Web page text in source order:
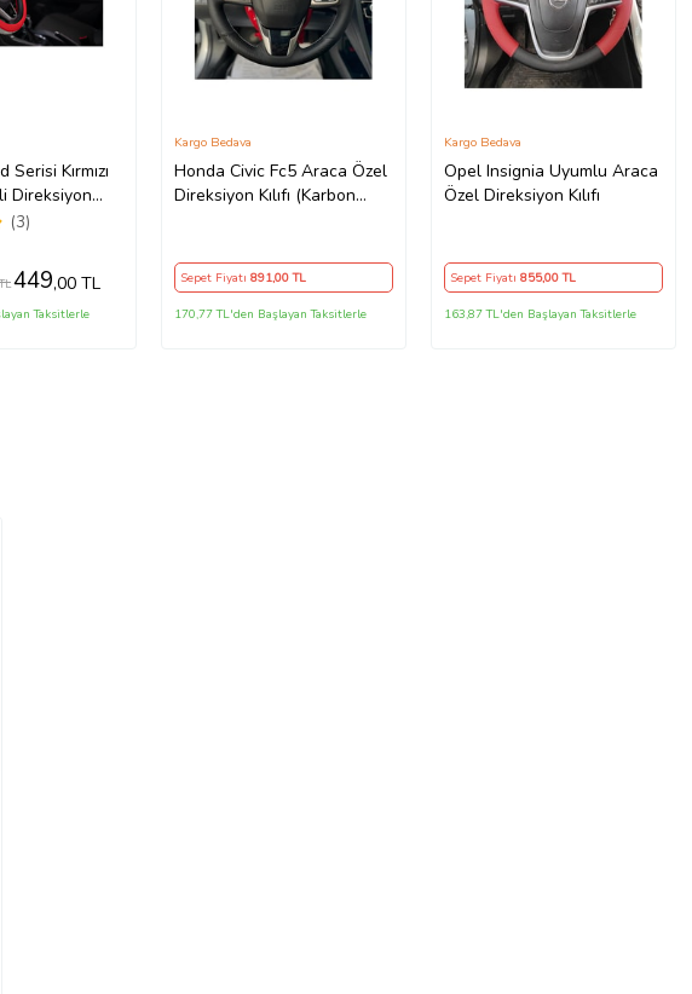
Kırmızı
Direksiyon
(3)
449,00 TL
Taksitlerle
Honda Civic Fc5 Araca Özel
Direksiyon Kılıfı (Karbon
Kargo Bedava
Sepet Fiyatı891,00 TL
170,77 TL'den Başlayan Taksitlerle
Opel Insignia Uyumlu Araca
Özel Direksiyon Kılıfı
Kargo Bedava
Sepet Fiyatı855,00 TL
163,87 TL'den Başlayan Taksitlerle